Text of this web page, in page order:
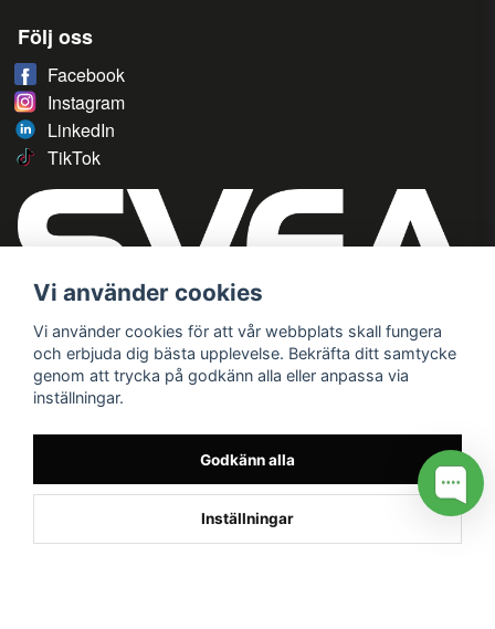
Följ oss
Facebook
Instagram
LinkedIn
TikTok
Vi använder cookies
Vi använder cookies för att vår webbplats skall fungera
och erbjuda dig bästa upplevelse. Bekräfta ditt samtycke
genom att trycka på godkänn alla eller anpassa via
inställningar.
Godkänn alla
Inställningar